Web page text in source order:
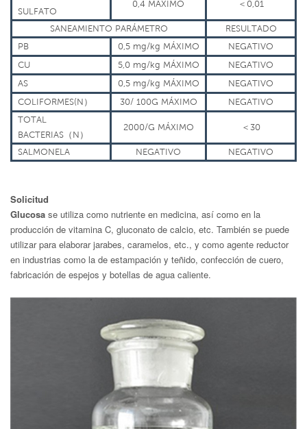
SULFATO
0,4 MÁXIMO ＜ 0,01
SANEAMIENTO PARÁMETRO
RESULTADO
PB
0,5 mg/kg MÁXIMO
NEGATIVO
CU
5,0 mg/kg MÁXIMO
NEGATIVO
AS
0,5 mg/kg MÁXIMO
NEGATIVO
COLIFORMES(N ） 30/ 100G MÁXIMO
NEGATIVO
TOTAL
BACTERIAS （ N ）
2000/G MÁXIMO ＜ 30
SALMONELA NEGATIVO NEGATIVO
Solicitud
Glucosa se utiliza como nutriente en medicina, así como en la
producción de vitamina C, gluconato de calcio, etc. También se puede
utilizar para elaborar jarabes, caramelos, etc., y como agente reductor
en industrias como la de estampación y teñido, confección de cuero,
fabricación de espejos y botellas de agua caliente.